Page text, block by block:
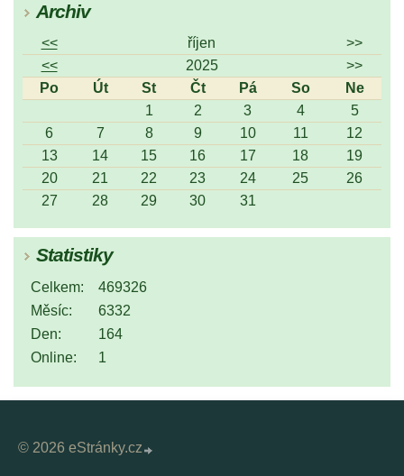
Archiv
<< říjen
>>
<<
2025
>>
Po
Út St Čt Pá So
Ne
1
2 3 4
5
6
7 8 9 10 11
12
13
14 15 16 17 18
19
20
21 22 23 24 25
26
27
28 29 30 31
Statistiky
Online: 1
Celkem:
469326
Měsíc:
6332
Den:
164
© 2026 eStránky.cz